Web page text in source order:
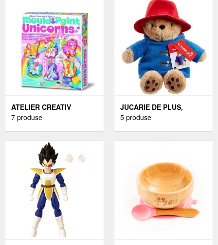
ATELIER CREATIV
MODELEAZA SI
7 produse
JUCARIE DE PLUS,
RAINBOW DESIGNS,
5 produse